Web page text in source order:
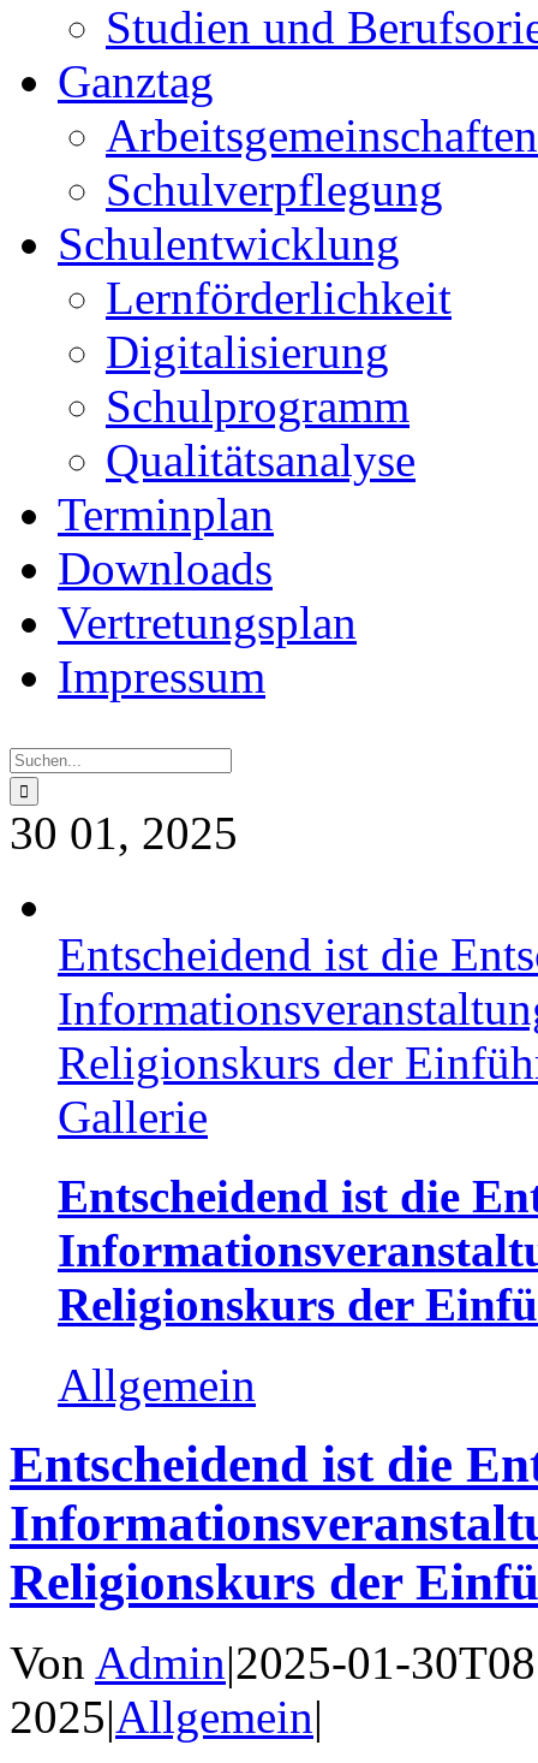
Studien und
Ganztag
Arbeitsgemeinschaften
Schulverpflegung
Schulentwicklung
Lernförderlichkeit
Digitalisierung
Schulprogramm
Qualitätsanalyse
Terminplan
Downloads
Vertretungsplan
Impressum
nach:
30 01, 2025
Entscheidend ist die
Religionskurs der
Gallerie
Entscheidend ist die
Religionskurs der
Allgemein
Entscheidend ist die
Religionskurs der
Von Admin|2025-01-
2025|Allgemein|